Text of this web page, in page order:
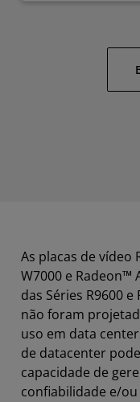
As placas de vídeo
W7000 e Radeon™
das Séries R9600
não foram
uso em data
de datacenter
capacidade de
confiabilidade e/